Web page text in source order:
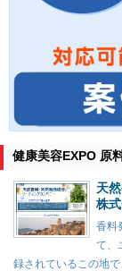
健康美容EXPO 原
天
株
香料
て、
録されているこの地